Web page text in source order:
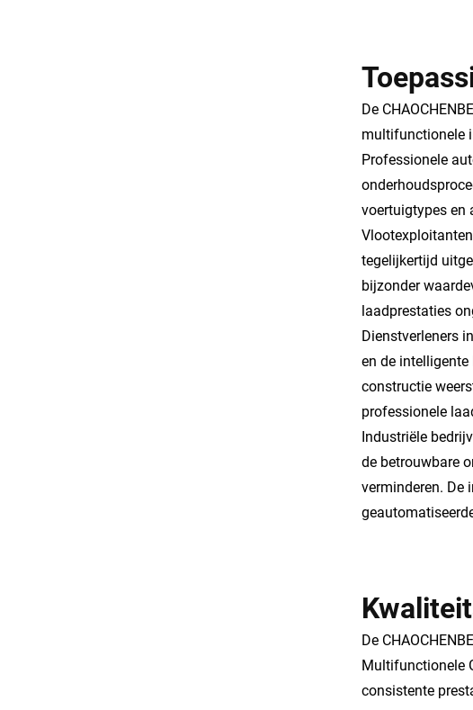
De
multifunctionele
Professionele
voertuigtypes en
tegelijkertijd
bijzonder
laadprestaties
Dienstverleners
en de
constructie
professionele
Industriële
de betrouwbare
verminderen. De
De
Multifunctionele
consistente